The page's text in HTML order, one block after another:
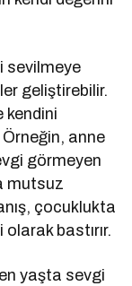
sevilmeye
geliştirebilir.
kendini
anne
görmeyen
mutsuz
çocuklukta
bastırır.
yaşta sevgi